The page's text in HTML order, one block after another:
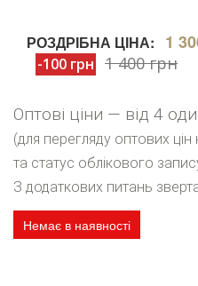
РОЗДРІБНА ЦІНА: 1
-100 грн 1 400 грн
Оптові ціни — від 4
(для перегляду оптових цін
та статус облікового
З додаткових питань
Немає в наявності